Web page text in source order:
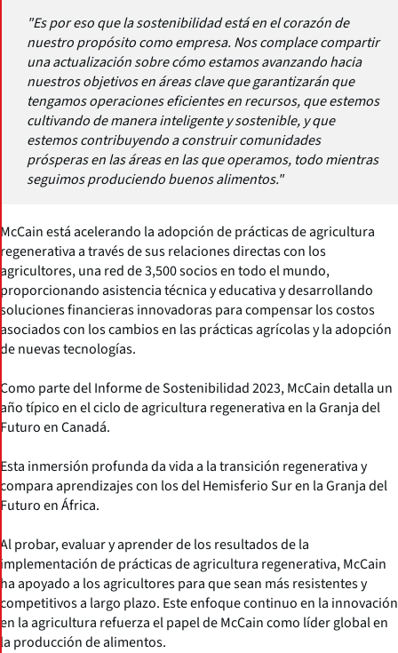
"Es por eso que la sostenibilidad está en el corazón de
nuestro propósito como empresa. Nos complace compartir
una actualización sobre cómo estamos avanzando hacia
nuestros objetivos en áreas clave que garantizarán que
tengamos operaciones eficientes en recursos, que estemos
cultivando de manera inteligente y sostenible, y que
estemos contribuyendo a construir comunidades
prósperas en las áreas en las que operamos, todo mientras
seguimos produciendo buenos alimentos."
McCain está acelerando la adopción de prácticas de agricultura
regenerativa a través de sus relaciones directas con los
agricultores, una red de 3,500 socios en todo el mundo,
proporcionando asistencia técnica y educativa y desarrollando
soluciones financieras innovadoras para compensar los costos
asociados con los cambios en las prácticas agrícolas y la adopción
de nuevas tecnologías.
Como parte del Informe de Sostenibilidad 2023, McCain detalla un
año típico en el ciclo de agricultura regenerativa en la Granja del
Futuro en Canadá.
Esta inmersión profunda da vida a la transición regenerativa y
compara aprendizajes con los del Hemisferio Sur en la Granja del
Futuro en África.
Al probar, evaluar y aprender de los resultados de la
implementación de prácticas de agricultura regenerativa, McCain
ha apoyado a los agricultores para que sean más resistentes y
competitivos a largo plazo. Este enfoque continuo en la innovación
en la agricultura refuerza el papel de McCain como líder global en
la producción de alimentos.